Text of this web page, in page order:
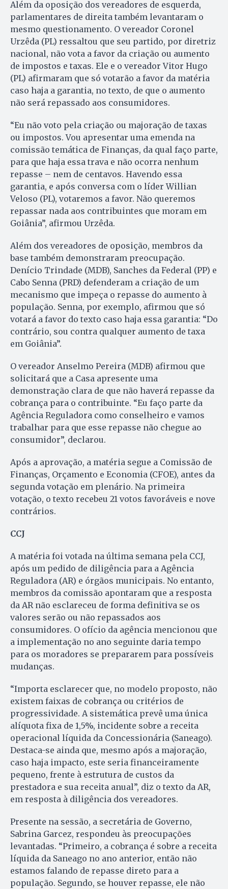
Além da oposição dos vereadores de esquerda,
parlamentares de direita também levantaram o
mesmo questionamento. O vereador Coronel
Urzêda (PL) ressaltou que seu partido, por diretriz
nacional, não vota a favor da criação ou aumento
de impostos e taxas. Ele e o vereador Vitor Hugo
(PL) afirmaram que só votarão a favor da matéria
caso haja a garantia, no texto, de que o aumento
não será repassado aos consumidores.
“Eu não voto pela criação ou majoração de taxas
ou impostos. Vou apresentar uma emenda na
comissão temática de Finanças, da qual faço parte,
para que haja essa trava e não ocorra nenhum
repasse – nem de centavos. Havendo essa
garantia, e após conversa com o líder Willian
Veloso (PL), votaremos a favor. Não queremos
repassar nada aos contribuintes que moram em
Goiânia”, afirmou Urzêda.
Além dos vereadores de oposição, membros da
base também demonstraram preocupação.
Denício Trindade (MDB), Sanches da Federal (PP) e
Cabo Senna (PRD) defenderam a criação de um
mecanismo que impeça o repasse do aumento à
população. Senna, por exemplo, afirmou que só
votará a favor do texto caso haja essa garantia: “Do
contrário, sou contra qualquer aumento de taxa
em Goiânia”.
O vereador Anselmo Pereira (MDB) afirmou que
solicitará que a Casa apresente uma
demonstração clara de que não haverá repasse da
cobrança para o contribuinte. “Eu faço parte da
Agência Reguladora como conselheiro e vamos
trabalhar para que esse repasse não chegue ao
consumidor”, declarou.
Após a aprovação, a matéria segue a Comissão de
Finanças, Orçamento e Economia (CFOE), antes da
segunda votação em plenário. Na primeira
votação, o texto recebeu 21 votos favoráveis e nove
contrários.
CCJ
A matéria foi votada na última semana pela CCJ,
após um pedido de diligência para a Agência
Reguladora (AR) e órgãos municipais. No entanto,
membros da comissão apontaram que a resposta
da AR não esclareceu de forma definitiva se os
valores serão ou não repassados aos
consumidores. O ofício da agência mencionou que
a implementação no ano seguinte daria tempo
para os moradores se prepararem para possíveis
mudanças.
“Importa esclarecer que, no modelo proposto, não
existem faixas de cobrança ou critérios de
progressividade. A sistemática prevê uma única
alíquota fixa de 1,5%, incidente sobre a receita
operacional líquida da Concessionária (Saneago).
Destaca-se ainda que, mesmo após a majoração,
caso haja impacto, este seria financeiramente
pequeno, frente à estrutura de custos da
prestadora e sua receita anual”, diz o texto da AR,
em resposta à diligência dos vereadores.
Presente na sessão, a secretária de Governo,
Sabrina Garcez, respondeu às preocupações
levantadas. “Primeiro, a cobrança é sobre a receita
líquida da Saneago no ano anterior, então não
estamos falando de repasse direto para a
população. Segundo, se houver repasse, ele não